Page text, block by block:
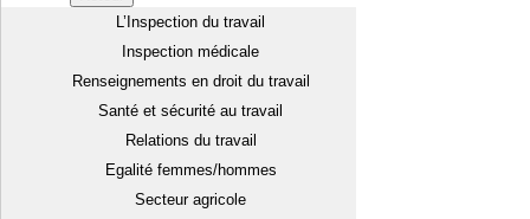
L’Inspection du travail
Inspection médicale
Renseignements en droit du travail
Santé et sécurité au travail
Relations du travail
Egalité femmes/hommes
Secteur agricole